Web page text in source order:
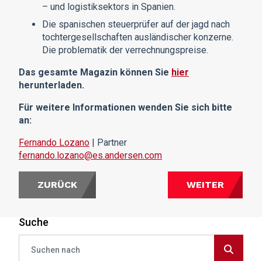
Suche
– und logistiksektors in Spanien.
Die spanischen steuerprüfer auf der jagd nach
tochtergesellschaften ausländischer konzerne.
Die problematik der verrechnungspreise.
Das gesamte Magazin können Sie hier
herunterladen.
Für weitere Informationen wenden Sie sich bitte
an:
Fernando Lozano | Partner
fernando.lozano@es.andersen.com
ZURÜCK WEITER